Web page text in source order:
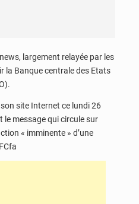
largement relayée par les
la Banque centrale des Etats
site Internet ce lundi 26
le message qui circule sur
« imminente » d’une